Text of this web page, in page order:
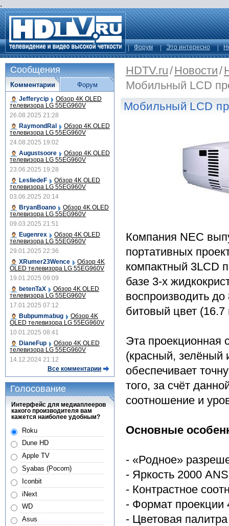
.
Форум Это интересно
HDTV.ru/Новости/
Мобильный LCD
Мобильный LCD
Компания NEC
портативных
компактный 3LCD
базе 3-х
воспроизводить до
битовый цвет
Эта проекционная
(красный, зелёный
обеспечивает
того, за счёт
соотношение и
Основные
- «Родное»
- Яркость 2000
- Контрастное
- Формат проекции
- Цветовая
Сообщения
Комментарии
Jefferycip Обзор 4K OLED
телевизора LG 55EG960V
26.08.2025 21:28
RaymondRal
Обзор 4K OLED
телевизора LG 55EG960V
24.08.2025 19:02
Augustsoore
Обзор 4K OLED
телевизора LG 55EG960V
23.06.2025 19:28
LesliedeF
Обзор 4K OLED
телевизора LG 55EG960V
03.06.2025 20:14
BryanBoano
Обзор 4K OLED
телевизора LG 55EG960V
09.03.2025 21:51
Eugenrex
Обзор 4K OLED
телевизора LG 55EG960V
29.01.2025 22:36
XRumer23Wence
Обзор 4K
OLED телевизора LG 55EG960V
19.01.2025 09:09
betenTaX
Обзор 4K OLED
телевизора LG 55EG960V
17.01.2025 07:12
Bubpummabug
Обзор 4K
OLED телевизора LG 55EG960V
10.01.2025 08:41
DianeFup
Обзор 4K OLED
телевизора LG 55EG960V
14.12.2024 21:12
Все комментарии
Форум
Голосование
Интерфейс для медиаплееров
какого производителя вам
кажется наиболее удобным?
Roku
Dune HD
Apple TV
Syabas (Pocorn)
Iconbit
iNext
WD
Asus